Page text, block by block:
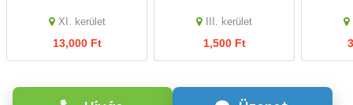
XI. kerület
13,000 Ft
III. kerület
1,500 Ft